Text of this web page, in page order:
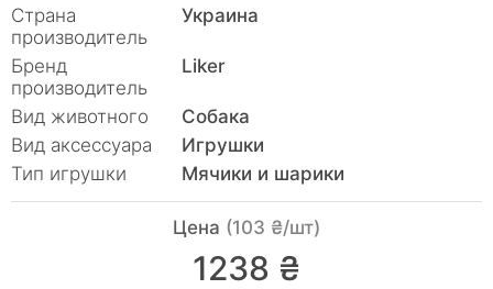
Страна
производитель
Украина
Бренд
производитель
Liker
Вид животного
Собака
Вид аксессуара
Игрушки
Тип игрушки
Мячики и шарики
Цена (103 ₴/шт)
1238 ₴